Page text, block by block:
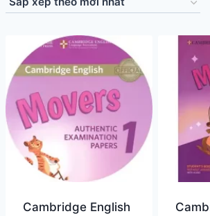
xếp
theo
mới
nhất
Cambridge English